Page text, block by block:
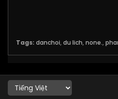
Tags: danchoi, du lich, none.,